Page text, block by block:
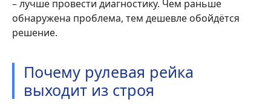
– лучше провести диагностику. Чем раньше
обнаружена проблема, тем дешевле обойдётся
решение.
Почему рулевая рейка
выходит из строя